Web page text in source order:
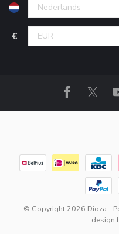
€
© Copyright 2026 Dioza -
design